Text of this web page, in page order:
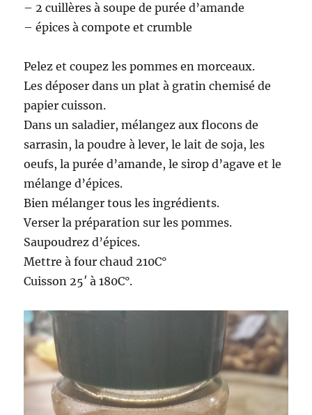
– 2 cuillères à soupe de purée d’amande
– épices à compote et crumble
Pelez et coupez les pommes en morceaux.
Les déposer dans un plat à gratin chemisé de
papier cuisson.
Dans un saladier, mélangez aux flocons de
sarrasin, la poudre à lever, le lait de soja, les
oeufs, la purée d’amande, le sirop d’agave et le
mélange d’épices.
Bien mélanger tous les ingrédients.
Verser la préparation sur les pommes.
Saupoudrez d’épices.
Mettre à four chaud 210C°
Cuisson 25′ à 180C°.